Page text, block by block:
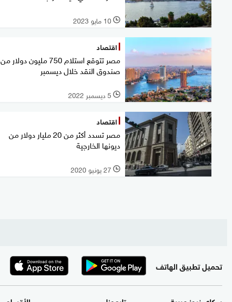
l 10 مايو 2023
اقتصاد
مصر تتوقع استلام 750 مليون دولار من
صندوق النقد خلال ديسمبر
l 5 ديسمبر 2022
اقتصاد
مصر تسدد أكثر من 20 مليار دولار من
ديونها الخارجية
l 27 يونيو 2020
تحميل تطبيق الهاتف